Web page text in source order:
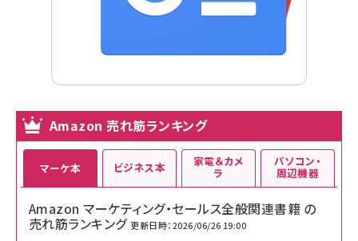
Amazon 売れ筋ランキング
マーケ本
Amazon マーケティング・セールス全般関連書籍 の
売れ筋ランキング 更新日時：2026/06/26 19:00
ビジネス本 家電＆カメ
ラ
パソコン・
周辺機器